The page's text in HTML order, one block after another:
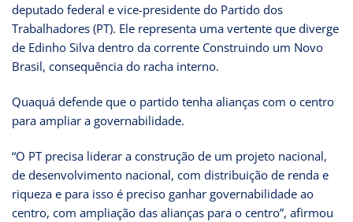
deputado federal e vice-presidente do Partido dos
Trabalhadores (PT). Ele representa uma vertente que diverge
de Edinho Silva dentro da corrente Construindo um Novo
Brasil, consequência do racha interno.
Quaquá defende que o partido tenha alianças com o centro
para ampliar a governabilidade.
“O PT precisa liderar a construção de um projeto nacional,
de desenvolvimento nacional, com distribuição de renda e
riqueza e para isso é preciso ganhar governabilidade ao
centro, com ampliação das alianças para o centro”, afirmou